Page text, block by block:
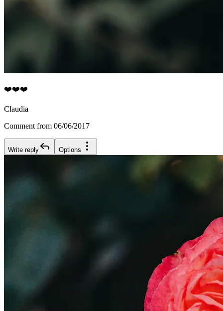
❤️❤️❤️
Claudia
Comment from 06/06/2017
Write reply Options